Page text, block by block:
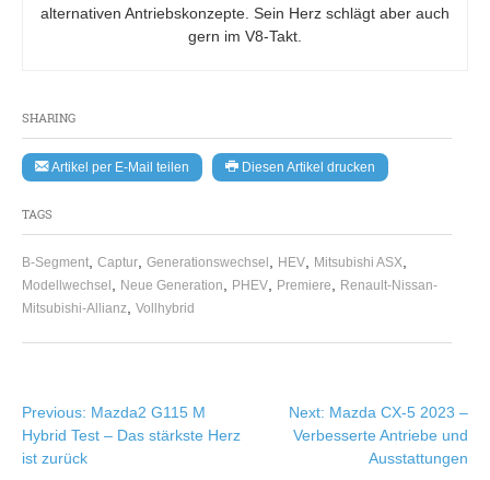
SHARING
Artikel per E-Mail teilen Diesen Artikel drucken
TAGS
B-Segment Captur Generationswechsel HEV Mitsubishi ASX
Modellwechsel Neue Generation PHEV Premiere
Renault-Nissan-
Mitsubishi-Allianz Vollhybrid
alternativen Antriebskonzepte. Sein Herz schlägt aber auch
gern im V8-Takt.
Beitragsnavigation
Previous: Mazda2 G115 M
Hybrid Test – Das stärkste Herz
ist zurück
Next: Mazda CX-5 2023 –
Verbesserte Antriebe und
Ausstattungen